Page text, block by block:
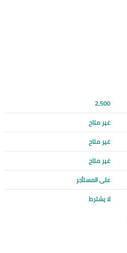
2,500
غير متاح
غير متاح
غير متاح
على المستأجر
لا يشترط